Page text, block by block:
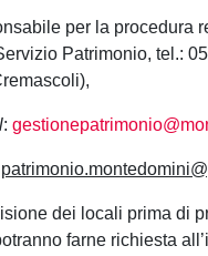
per la procedura
Patrimonio, tel.:
:
dei locali prima di
farne richiesta